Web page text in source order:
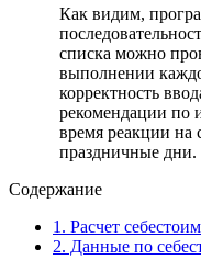
Как видим,
списка можно
выполнении
корректность
рекомендации по
время реакции на
праздничные дни.
Содержание
1. Расчет
2. Данные по